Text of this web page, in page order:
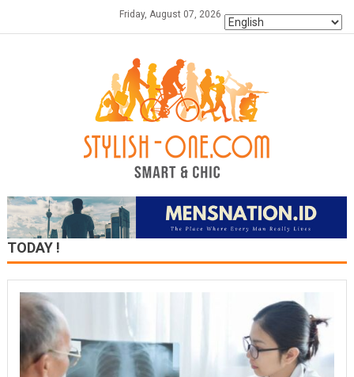
Friday, August 07, 2026
TODAY !